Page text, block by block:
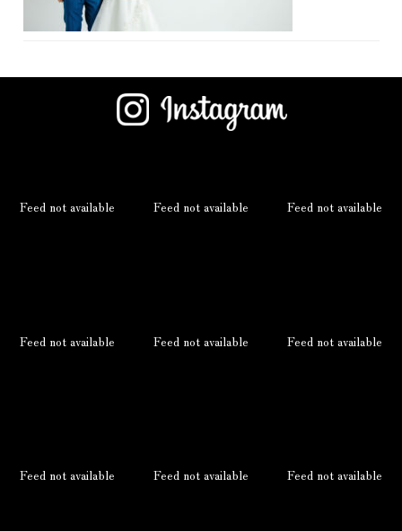
Feed not available Feed not available Feed not available
Feed not available Feed not available Feed not available
Feed not available Feed not available Feed not available